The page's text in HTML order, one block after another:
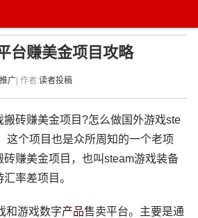
台赚美金项目攻略
广 | 作者:读者投稿
搬砖赚美金项目?怎么做国外游戏ste
这个项目也是众所周知的一个老项
砖赚美金项目，也叫steam游戏装备
率差项目。
和游戏数字产品售卖平台。主要是通